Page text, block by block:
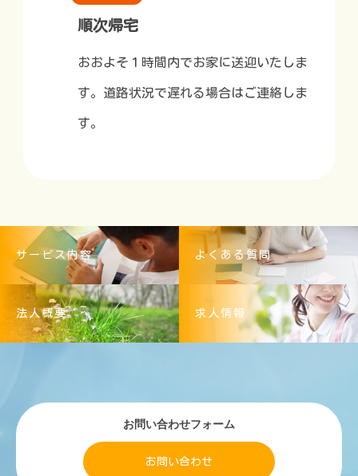
順次帰宅
おおよそ１時間内でお家に送迎いたしま
す。道路状況で遅れる場合はご連絡しま
す。
サービス内容 よくある質問
法人概要 求人情報
お問い合わせフォーム
お問い合わせ